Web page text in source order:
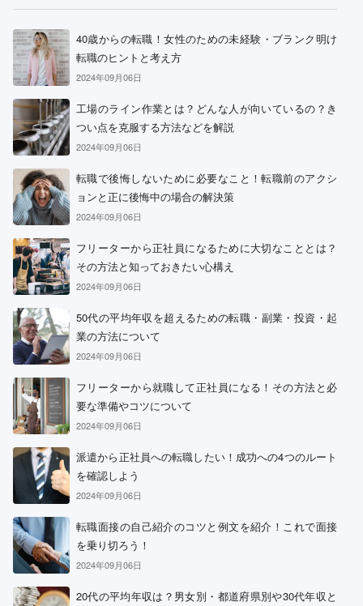
40歳からの転職！女性のための未経験・ブランク明け
転職のヒントと考え方
2024年09月06日
工場のライン作業とは？どんな人が向いているの？き
つい点を克服する方法などを解説
2024年09月06日
転職で後悔しないために必要なこと！転職前のアクシ
ョンと正に後悔中の場合の解決策
2024年09月06日
フリーターから正社員になるために大切なこととは？
その方法と知っておきたい心構え
2024年09月06日
50代の平均年収を超えるための転職・副業・投資・起
業の方法について
2024年09月06日
フリーターから就職して正社員になる！その方法と必
要な準備やコツについて
2024年09月06日
派遣から正社員への転職したい！成功への4つのルート
を確認しよう
2024年09月06日
転職面接の自己紹介のコツと例文を紹介！これで面接
を乗り切ろう！
2024年09月06日
20代の平均年収は？男女別・都道府県別や30代年収と